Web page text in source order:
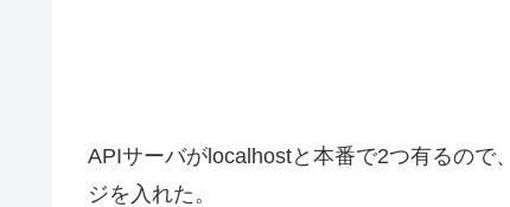
APIサーバがlocalhostと本番で2つ有るので
ジを入れた。